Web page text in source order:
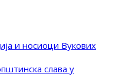
и носиоци Вукових
слава у